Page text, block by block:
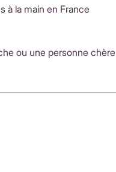
à la main en France
ou une personne chère